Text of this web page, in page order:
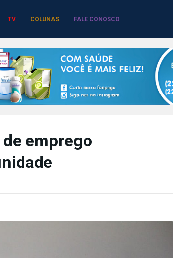
TV COLUNAS FALE CONOSCO
emprego